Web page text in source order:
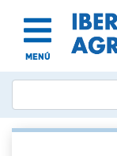
MENÚ